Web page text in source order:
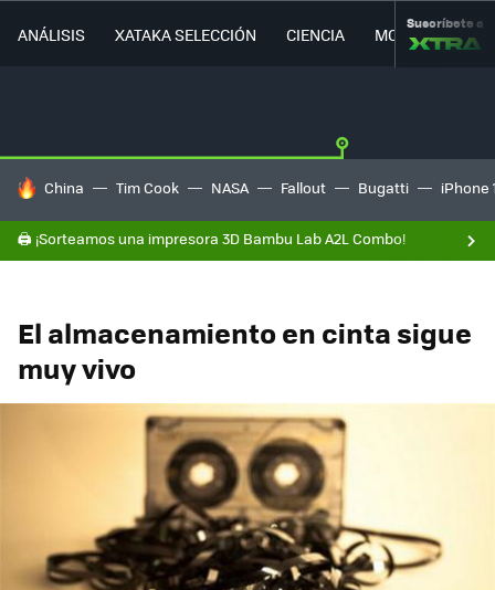
ANÁLISIS XATAKA SELECCIÓN CIENCIA MOVILIDAD
Suscríbete a
HOY SE HABLA DE
China Tim Cook NASA Fallout Bugatti iPhone
🖨️ ¡Sorteamos una impresora 3D Bambu Lab A2L Combo!
El almacenamiento en cinta sigue
muy vivo